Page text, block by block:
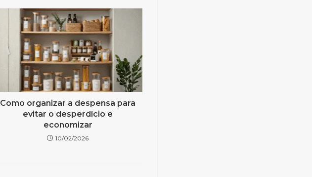
Como organizar a despensa para
evitar o desperdício e
economizar
10/02/2026